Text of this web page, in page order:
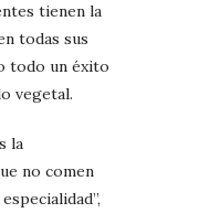
tienen la
todas sus
todo un éxito
vegetal.
la
no comen